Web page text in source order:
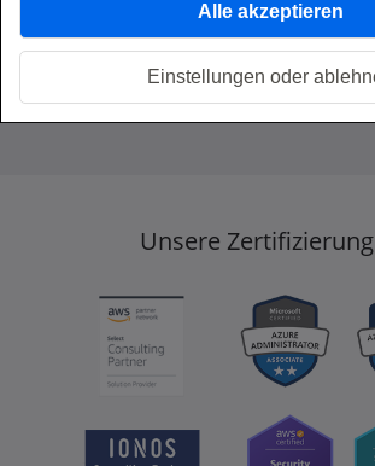
Alle akzeptieren
Einstellungen oder
Lizenzvertrieb
Unsere